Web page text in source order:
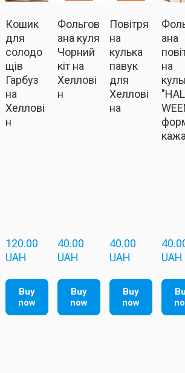
Кошик
для
солодо
щів
Гарбуз
на
Хеллові
н
120.00
UAH
Buy
now
Фольгов
ана куля
Чорний
кіт на
Хеллові
н
40.00
UAH
Buy
now
Повітря
на
кулька
павук
для
Хеллові
на
40.00
UAH
Buy
now
ана
на
UAH